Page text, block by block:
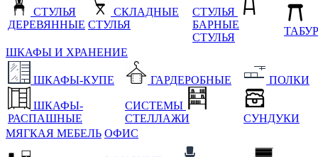
СТУЛЬЯ
ДЕРЕВЯННЫЕ
СКЛАДНЫЕ
СТУЛЬЯ
СТУЛЬЯ
БАРНЫЕ
СТУЛЬЯ
ШКАФЫ И ХРАНЕНИЕ
ШКАФЫ-КУПЕ
ШКАФЫ-
РАСПАШНЫЕ
ГАРДЕРОБНЫЕ
СИСТЕМЫ
СТЕЛЛАЖИ
ПОЛКИ
СУНДУКИ
МЯГКАЯ МЕБЕЛЬ ОФИС